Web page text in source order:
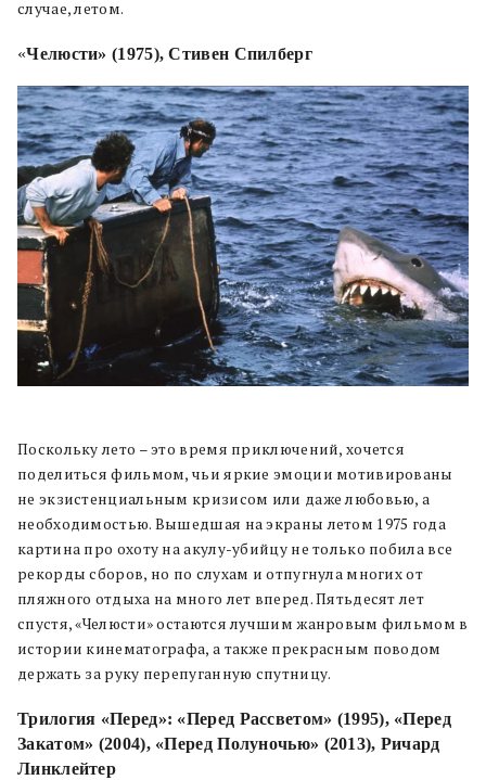
случае, летом.
«Челюсти» (1975), Стивен Спилберг
Поскольку лето – это время приключений, хочется
поделиться фильмом, чьи яркие эмоции мотивированы
не экзистенциальным кризисом или даже любовью, а
необходимостью. Вышедшая на экраны летом 1975 года
картина про охоту на акулу-убийцу не только побила все
рекорды сборов, но по слухам и отпугнула многих от
пляжного отдыха на много лет вперед. Пятьдесят лет
спустя, «Челюсти» остаются лучшим жанровым фильмом в
истории кинематографа, а также прекрасным поводом
держать за руку перепуганную спутницу.
Трилогия «Перед»: «Перед Рассветом» (1995), «Перед
Закатом» (2004), «Перед Полуночью» (2013), Ричард
Линклейтер